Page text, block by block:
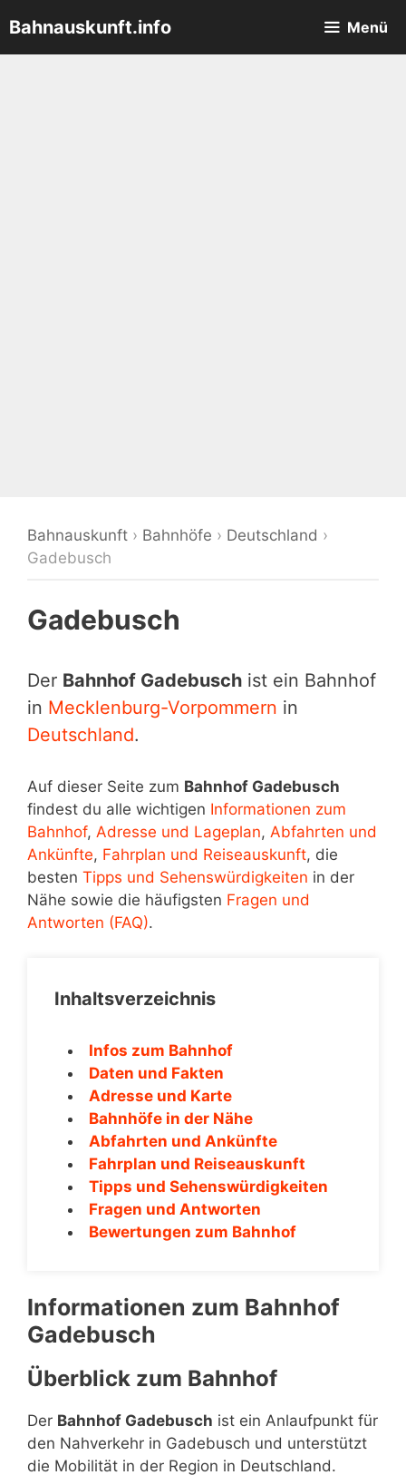
Inhalt
springen
Bahnauskunft.info Menü
Bahnauskunft › Bahnhöfe › Deutschland ›
Gadebusch
Gadebusch
Der Bahnhof Gadebusch ist ein Bahnhof
in Mecklenburg-Vorpommern in
Deutschland.
Auf dieser Seite zum Bahnhof Gadebusch
findest du alle wichtigen Informationen zum
Bahnhof, Adresse und Lageplan, Abfahrten und
Ankünfte, Fahrplan und Reiseauskunft, die
besten Tipps und Sehenswürdigkeiten in der
Nähe sowie die häufigsten Fragen und
Antworten (FAQ).
Inhaltsverzeichnis
Infos zum Bahnhof
Daten und Fakten
Adresse und Karte
Bahnhöfe in der Nähe
Abfahrten und Ankünfte
Fahrplan und Reiseauskunft
Tipps und Sehenswürdigkeiten
Fragen und Antworten
Bewertungen zum Bahnhof
Informationen zum Bahnhof
Gadebusch
Überblick zum Bahnhof
Der Bahnhof Gadebusch ist ein Anlaufpunkt für
den Nahverkehr in Gadebusch und unterstützt
die Mobilität in der Region in Deutschland.